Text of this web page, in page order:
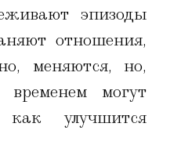
эпизоды
отношения,
меняются, но,
могут
улучшится